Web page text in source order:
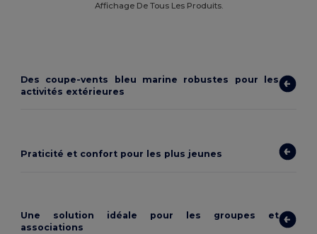
Affichage De Tous Les Produits.
Des coupe-vents bleu marine robustes pour les
activités extérieures
Praticité et confort pour les plus jeunes
Une solution idéale pour les groupes et
associations